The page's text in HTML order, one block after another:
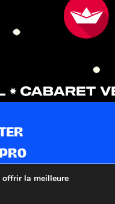
offrir la meilleure